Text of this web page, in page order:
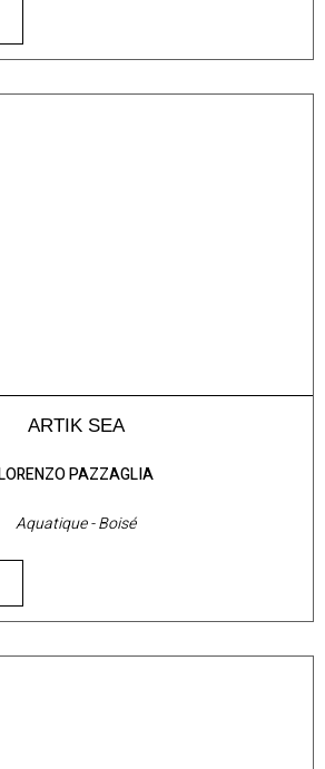
ARTIK SEA
PAZZAGLIA
Aquatique - Boisé